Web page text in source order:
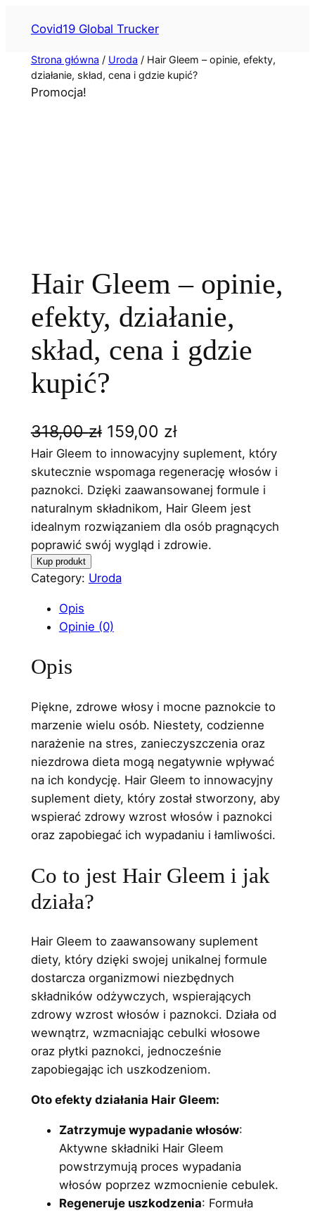
Covid19 Global Trucker
Strona główna / Uroda / Hair Gleem – opinie, efekty,
działanie, skład, cena i gdzie kupić?
Promocja!
Hair Gleem – opinie,
efekty, działanie,
skład, cena i gdzie
kupić?
318,00zł P
i
e
r
w
o
t
a
n
a
w
y
n
o
i
:
3
1
8
,
0
0
z
ł
.
159,00 złA
k
t
u
a
l
a
w
y
n
o
s
:
9
,
0
0
z
ł
Hair Gleem to innowacyjny suplement, który
skutecznie wspomaga regenerację włosów i
paznokci. Dzięki zaawansowanej formule i
naturalnym składnikom, Hair Gleem jest
idealnym rozwiązaniem dla osób pragnących
poprawić swój wygląd i zdrowie.
Kup produkt
Category: Uroda
Opis
Opinie (0)
Opis
Piękne, zdrowe włosy i mocne paznokcie to
marzenie wielu osób. Niestety, codzienne
narażenie na stres, zanieczyszczenia oraz
niezdrowa dieta mogą negatywnie wpływać
na ich kondycję. Hair Gleem to innowacyjny
suplement diety, który został stworzony, aby
wspierać zdrowy wzrost włosów i paznokci
oraz zapobiegać ich wypadaniu i łamliwości.
Co to jest Hair Gleem i jak
działa?
Hair Gleem to zaawansowany suplement
diety, który dzięki swojej unikalnej formule
dostarcza organizmowi niezbędnych
składników odżywczych, wspierających
zdrowy wzrost włosów i paznokci. Działa od
wewnątrz, wzmacniając cebulki włosowe
oraz płytki paznokci, jednocześnie
zapobiegając ich uszkodzeniom.
Oto efekty działania Hair Gleem:
Zatrzymuje wypadanie włosów:
Aktywne składniki Hair Gleem
powstrzymują proces wypadania
włosów poprzez wzmocnienie cebulek.
Regeneruje uszkodzenia: Formuła